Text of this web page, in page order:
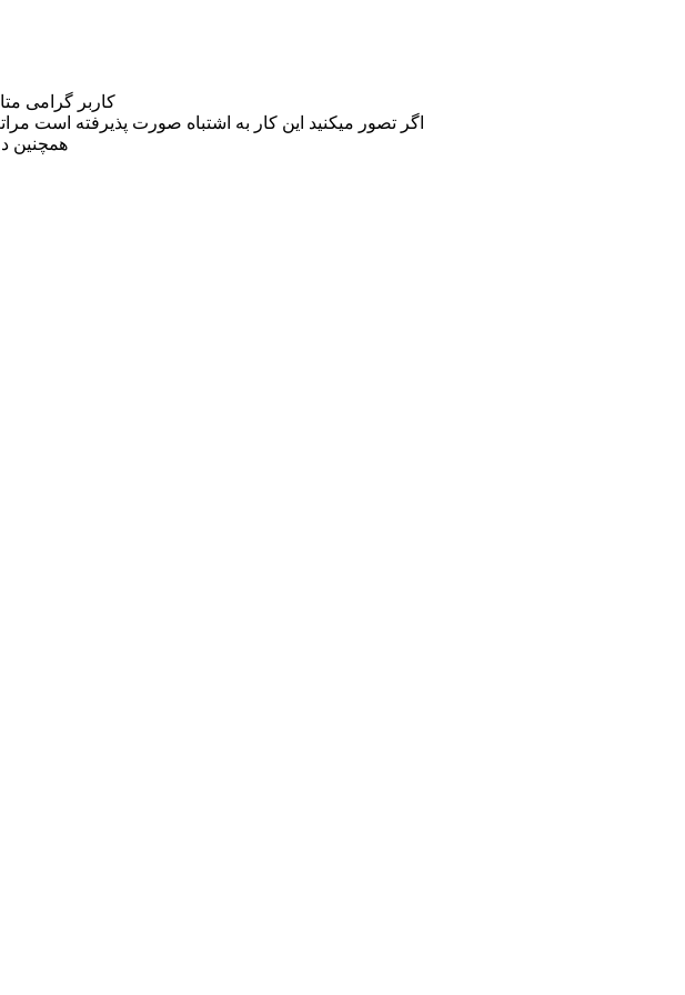
کاربر گرامی
اگر تصور میکنید این کار به اشتباه صورت پذیرفته است مراتب این مسئله را
همچنین